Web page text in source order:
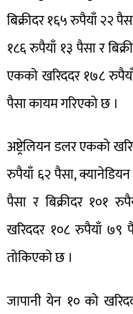
बिक्रीदर १६५ रुपैयाँ २२
१८६ रुपैयाँ १३ पैसा र
एकको खरिददर १७८
पैसा कायम गरिएको छ ।
अष्ट्रेलियन डलर एकको
रुपैयाँ ६२ पैसा,
पैसा र बिक्रीदर १०१
खरिददर १०८ रुपैयाँ ७९
तोकिएको छ ।
जापानी येन १० को